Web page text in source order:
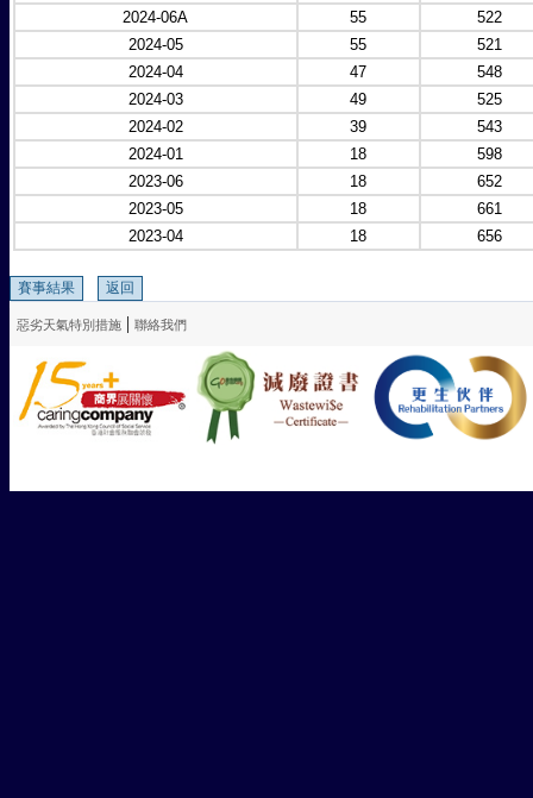
2024-06A
55
522
2024-05
55
521
2024-04
47
548
2024-03
49
525
2024-02
39
543
2024-01
18
598
2023-06
18
652
2023-05
18
661
2023-04
18 656